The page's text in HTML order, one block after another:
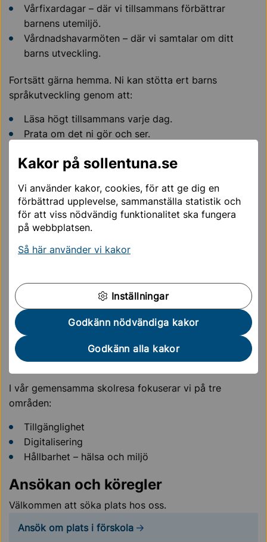
Kakor på sollentuna.se
Vi använder kakor, cookies, för att ge dig en
förbättrad upplevelse, sammanställa statistik och
för att viss nödvändig funktionalitet ska fungera
på webbplatsen.
Så här använder vi kakor
Inställningar
Godkänn nödvändiga kakor
Godkänn alla kakor
Vårfixardagar – där vi tillsammans förbättrar
barnens utemiljö.
Vårdnadshavarmöten – där vi samtalar om ditt
barns utveckling.
Fortsätt gärna hemma. Ni kan stötta ert barns
språkutveckling genom att:
Läsa högt tillsammans varje dag.
Prata om det ni gör och ser.
Du är viktig
Skolresan börjar i förskolan
skolkommun. Vägen dit kallar vi för Skolresan. En resa
Våra förskolor ska vara en trygg och lärorik plats, där
barn kan utvecklas och må bra.
Vi har tydliga mål för våra för skolor i Sollentuna:
Alla ska känna sig trygga i förskolan.
Förskolorna ska ha en hög pedagogisk kvalitet.
I vår gemensamma skolresa fokuserar vi på tre
områden:
Tillgänglighet
Digitalisering
Hållbarhet – hälsa och miljö
Ansökan och köregler
Välkommen att söka plats hos oss.
Ansök om plats i förskola